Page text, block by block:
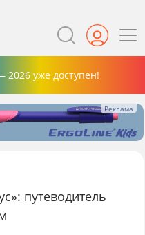
2026 уже доступен!
путеводитель